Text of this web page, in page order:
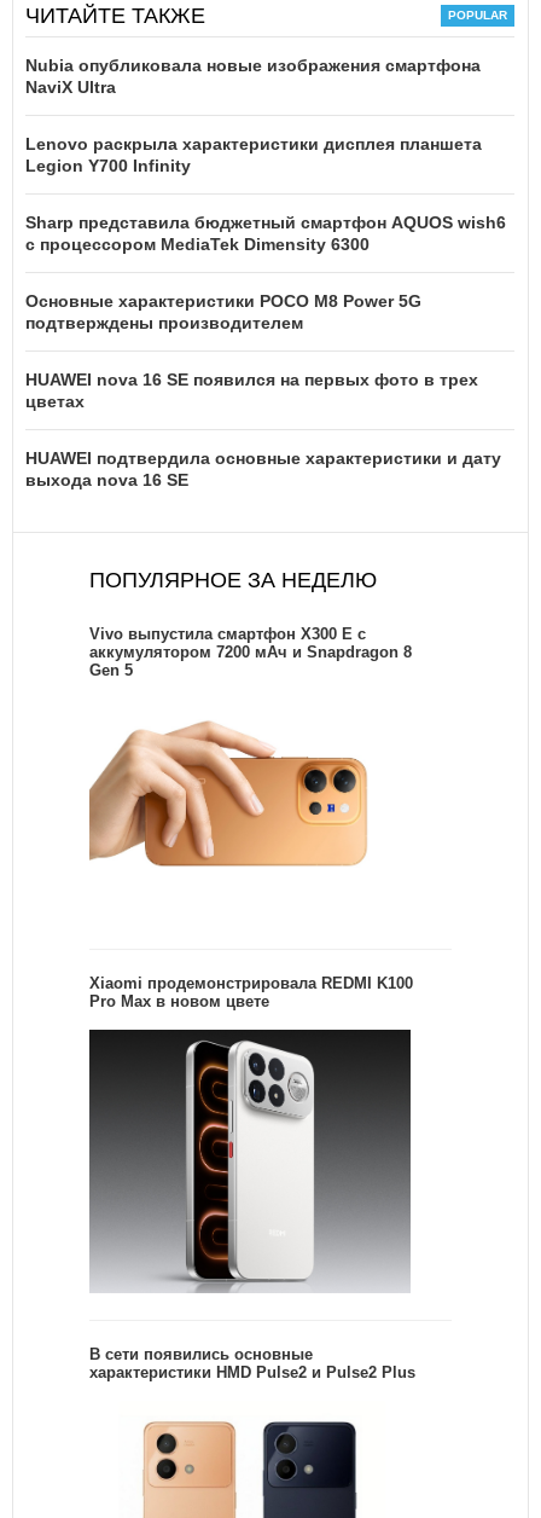
ЧИТАЙТЕ ТАКЖЕ
Nubia опубликовала новые изображения смартфона
NaviX Ultra
Lenovo раскрыла характеристики дисплея планшета
Legion Y700 Infinity
Sharp представила бюджетный смартфон AQUOS wish6
с процессором MediaTek Dimensity 6300
Основные характеристики POCO M8 Power 5G
подтверждены производителем
HUAWEI nova 16 SE появился на первых фото в трех
цветах
HUAWEI подтвердила основные характеристики и дату
выхода nova 16 SE
ПОПУЛЯРНОЕ ЗА НЕДЕЛЮ
Vivo выпустила смартфон X300 E с
аккумулятором 7200 мАч и Snapdragon 8
Gen 5
Xiaomi продемонстрировала REDMI K100
Pro Max в новом цвете
В сети появились основные
характеристики HMD Pulse2 и Pulse2 Plus